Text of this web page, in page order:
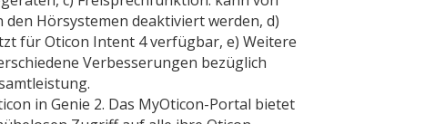
Hörsystemen deaktiviert werden, d)
für Oticon Intent 4 verfügbar, e) Weitere
Verbesserungen bezüglich
in Genie 2. Das MyOticon-Portal bietet